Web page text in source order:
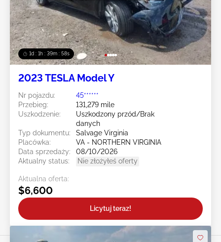
1d : 1h : 39m : 55s
2023 TESLA Model Y
Nr pojazdu:
45******
Przebieg:
131,279 mile
Uszkodzenie:
Uszkodzony przód/Brak
danych
Typ dokumentu:
Salvage Virginia
Placówka:
VA - NORTHERN VIRGINIA
Data sprzedaży:
08/10/2026
Aktualny status:
Nie złożyłeś oferty
Aktualna oferta:
$6,600
Licytuj teraz!